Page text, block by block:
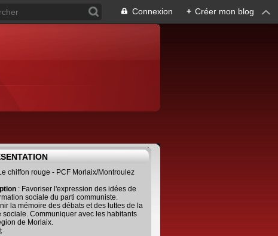
Connexion + Créer mon blog
chiffon rouge - PCF Morlaix/Montroulez
: Favoriser l'expression des idées de
sociale du parti communiste.
la mémoire des débats et des luttes de la
sociale. Communiquer avec les habitants
de Morlaix.